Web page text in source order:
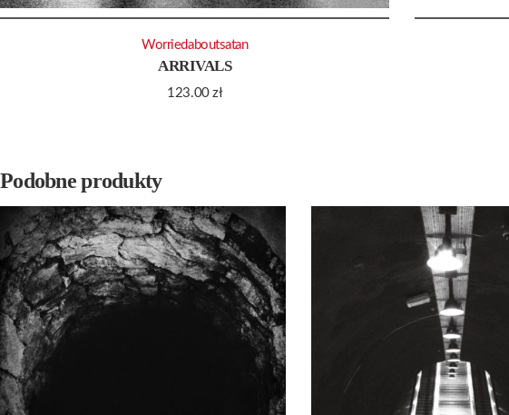
ARRIVALS
123.00zł
Worriedaboutsatan
Podobne produkty